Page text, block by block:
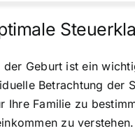
Geburt ist ein
Betrachtung der
Ihre Familie zu
zu